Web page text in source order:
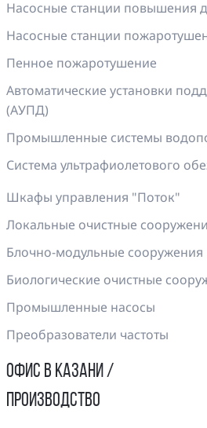
Насосные станции повышения
Насосные станции
Пенное пожаротушение
Автоматические установки
(АУПД)
Промышленные системы
Система ультрафиолетового
Шкафы управления "Поток"
Локальные очистные
Блочно-модульные сооружения
Биологические очистные
Промышленные насосы
Преобразователи частоты
ОФИС В КАЗАНИ /
ПРОИЗВОДСТВО